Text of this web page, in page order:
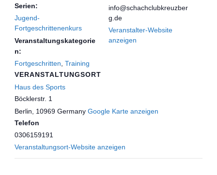
Serien:
Jugend-
Fortgeschrittenenkurs
Veranstaltungskategorie
n:
Fortgeschritten Training
VERANSTALTUNGSORT
Haus des Sports
Böcklerstr. 1
Berlin
10969 Germany Google Karte anzeigen
Telefon
0306159191
Veranstaltungsort-Website anzeigen
info@schachclubkreuzber
g.de
Veranstalter-Website
anzeigen